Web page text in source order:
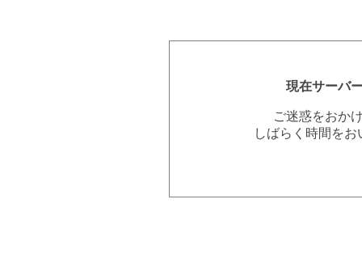
現在サーバ
ご迷惑をおか
しばらく時間を